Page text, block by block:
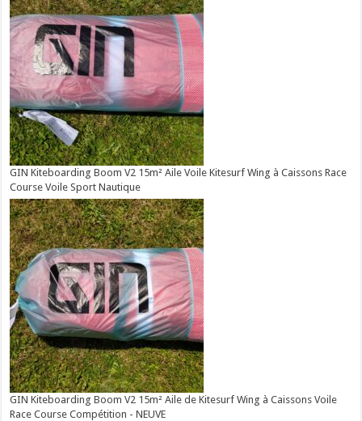
GIN Kiteboarding Boom V2 15m² Aile Voile Kitesurf Wing à Caissons Race
Course Voile Sport Nautique
GIN Kiteboarding Boom V2 15m² Aile de Kitesurf Wing à Caissons Voile
Race Course Compétition - NEUVE